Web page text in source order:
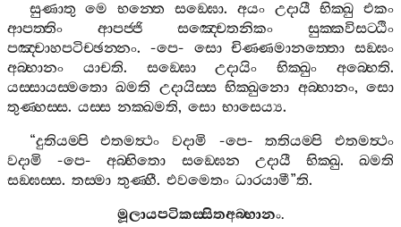
සුණාතු මෙ භන‍්තෙ සඞ‍්ඝො. අයං උදායී භික‍්ඛු එකං
ආපත‍්තිං
ආපජ‍්ජි සඤ‍්චෙතනිකං
සුක‍්කවිසට‍්ඨිං
පඤ‍්චාහපටිච‍්ඡන‍්නං. -පෙ- සො චිණ‍්ණමානත‍්තො සඞ‍්ඝං
අබ‍්භානං
යාචති. සඞ‍්ඝො උදායිං භික‍්ඛුං අබ‍්භෙති.
යස‍්සායස‍්මතො ඛමති උදායිස‍්ස භික‍්ඛුනො අබ‍්භානං,සො
තුණ‍්හස‍්ස. යස‍්ස නක‍්ඛමති, සො භාසෙය්‍ය.
“දුතියම‍්පි එතමත්‍ථං වදාමි -පෙ-තතියම‍්පි
එතමත්‍ථං
වදාමි -පෙ-අබ‍්භිතො සඞ‍්ඝෙන උදායී භික‍්ඛු.ඛමති
සඞ‍්ඝස‍්ස. තස‍්මා තුණ‍්හී. එවමෙතං ධාරයාමී”ති.
මූලායපටිකස‍්සිතඅබ‍්භානං.